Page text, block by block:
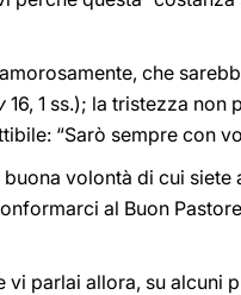
che
16, 1 ss.); la tristezza
“Sarò sempre con
volontà di cui
al Buon
parlai allora, su alcuni